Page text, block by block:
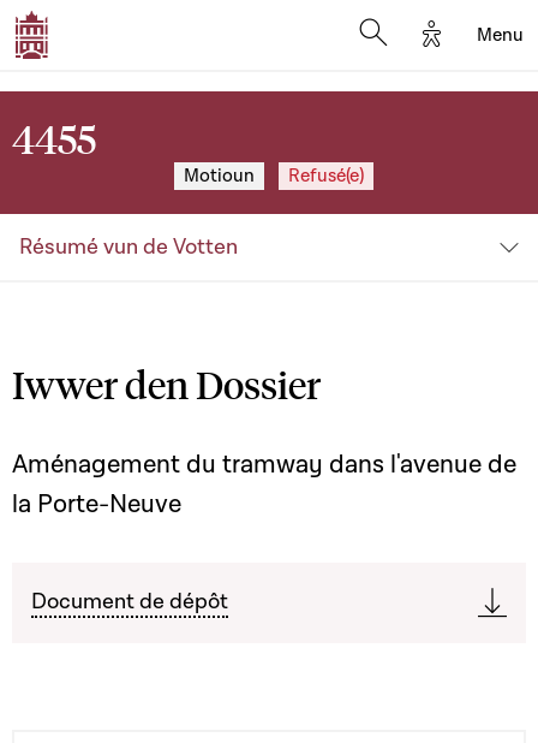
Options
Menu
4455
Motioun Refusé(e)
Résumé vun de Votten
Iwwer den Dossier
Aménagement du tramway dans l'avenue de
la Porte-Neuve
Document de dépôt